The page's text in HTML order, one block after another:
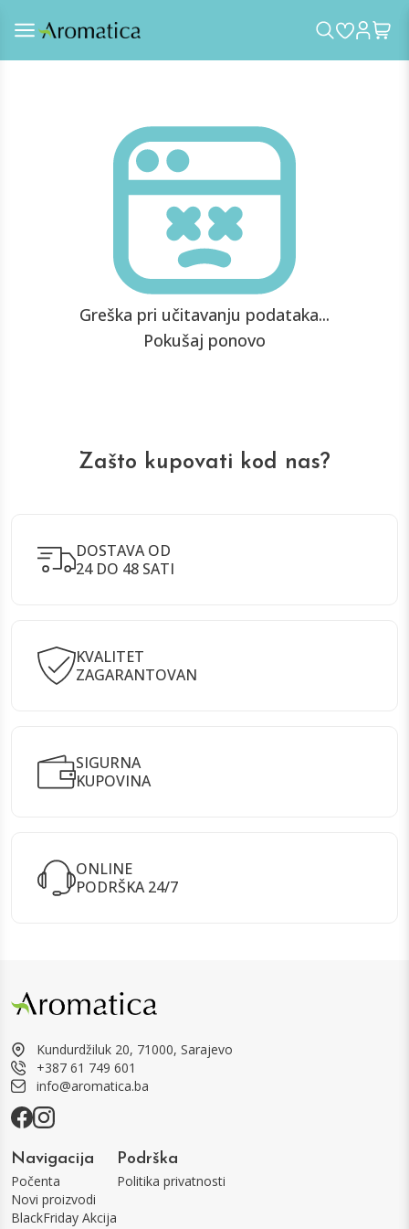
Greška pri učitavanju podataka...
Pokušaj ponovo
Zašto kupovati kod nas?
DOSTAVA OD
24 DO 48 SATI
KVALITET
ZAGARANTOVAN
SIGURNA
KUPOVINA
ONLINE
PODRŠKA 24/7
Kundurdžiluk 20, 71000, Sarajevo
+387 61 749 601
info@aromatica.ba
Navigacija
Počenta
Novi proizvodi
BlackFriday Akcija
Podrška
Politika privatnosti